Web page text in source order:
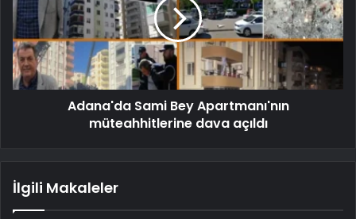
Adana'da Sami Bey Apartmanı'nın
müteahhitlerine dava açıldı
İlgili Makaleler